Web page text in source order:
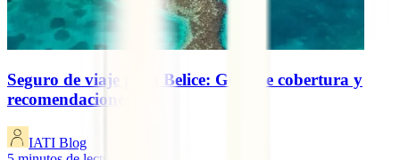
Seguro de viaje para Belice: Guía de cobertura y
recomendaciones
IATI Blog